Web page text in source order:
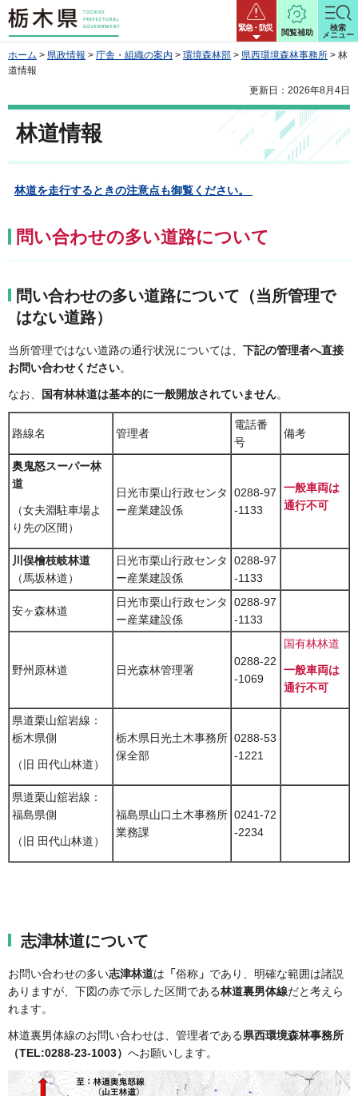
栃木県 緊急・防災
閲覧補助
検索
メニュー
ホーム > 県政情報 > 庁舎・組織の案内 > 環境森林部 > 県西環境森林事務所 > 林
道情報
更新日：2026年8月4日
林道情報
林道を走行するときの注意点も御覧ください。
問い合わせの多い道路について
問い合わせの多い道路について（当所管理で
はない道路）
当所管理ではない道路の通行状況については、 下記の管理者へ直接
お問い合わせください。
なお、 国有林林道は基本的に一般開放されていません。
路線名 管理者
電話番
号
備考
奥鬼怒スーパー林
道
（女夫淵駐車場よ
り先の区間）
日光市栗山行政センタ
ー産業建設係
0288-97
-1133
一般車両は
通行不可
川俣檜枝岐林道
（馬坂林道）
日光市栗山行政センタ
ー産業建設係
0288-97
-1133
安ヶ森林道
日光市栗山行政センタ
ー産業建設係
0288-97
-1133
野州原林道 日光森林管理署
0288-22
-1069
国有林林道
一般車両は
通行不可
県道栗山舘岩線：
栃木県側
（旧 田代山林道）
栃木県日光土木事務所
保全部
0288-53
-1221
県道栗山舘岩線：
福島県側
（旧 田代山林道）
福島県山口土木事務所
業務課
0241-72
-2234
志津林道について
お問い合わせの多い志津林道は 「俗称 」 であり、明確な範囲は諸説
ありますが、下図の赤で示した区間である林道裏男体線だと考えら
れます。
林道裏男体線のお問い合わせは、管理者である県西環境森林事務所
（TEL:0288-23-1003） へお願いします。